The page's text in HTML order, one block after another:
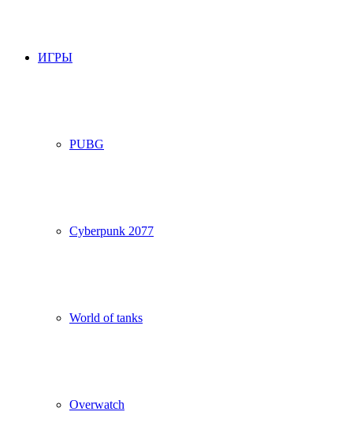
ИГРЫ
PUBG
Cyberpunk 2077
World of tanks
Overwatch